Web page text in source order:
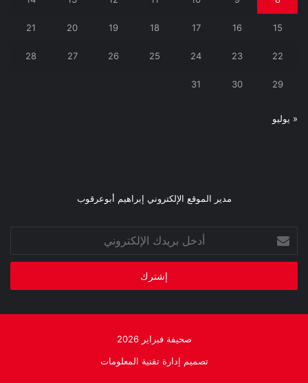
15
16
17
18
19
20
21
22
23
24
25
26
27
28
29
30
31
« يوليو
مدير الموقع الإلكتروني إبراهيم أبوعرقوب
بريدك
الإلكتروني
صحيفة فبراير 2026
تصميم إدارة تقنية المعلومات